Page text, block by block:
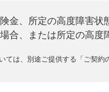
金、所定の高度障害状
合、または所定の高度
ては、別途ご提供する「ご契約